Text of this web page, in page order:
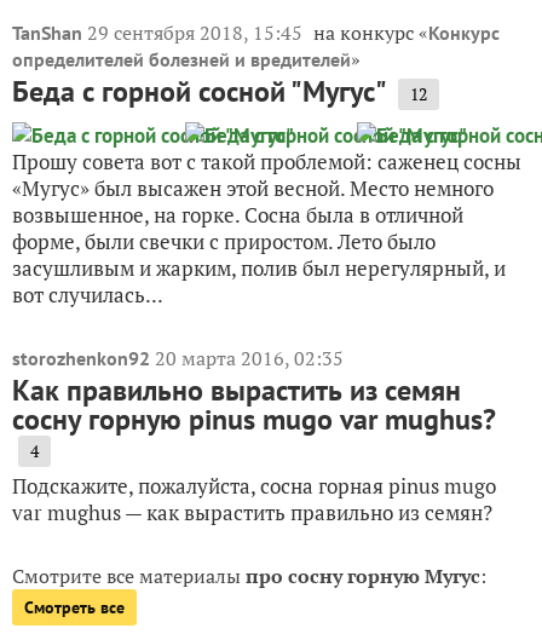
TanShan 29 сентября 2018, 15:45 на конкурс «Конкурс
определителей болезней и вредителей»
Беда с горной сосной "Мугус" 12
Прошу совета вот с такой проблемой: саженец сосны
«Мугус» был высажен этой весной. Место немного
возвышенное, на горке. Сосна была в отличной
форме, были свечки с приростом. Лето было
засушливым и жарким, полив был нерегулярный, и
вот случилась...
storozhenkon92 20 марта 2016, 02:35
Как правильно вырастить из семян
сосну горную pinus mugo var mughus?
4
Подскажите, пожалуйста, сосна горная pinus mugo
var mughus — как вырастить правильно из семян?
Смотрите все материалыпро сосну горную Мугус:
Смотреть все